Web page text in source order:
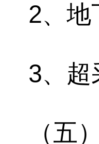
2、 地
3、 超
（五